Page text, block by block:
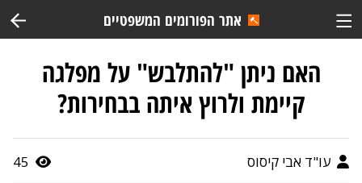
אתר הפורומים המשפטיים
האם ניתן "להתלבש" על מפלגה
קיימת ולרוץ איתה בבחירות?
עו"ד אבי קיסוס 45